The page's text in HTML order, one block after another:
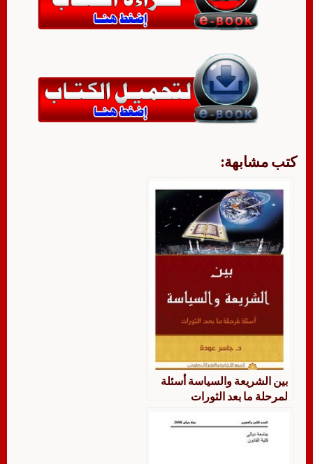
كتب مشابهة:
بين الشريعة والسياسة أسئلة
لمرحلة ما بعد الثورات